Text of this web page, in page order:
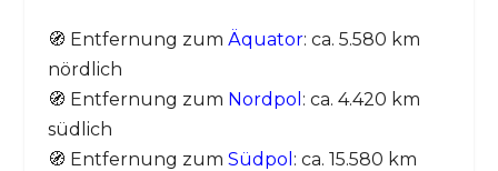
🧭 Entfernung zum Äquator: ca. 5.580 km
nördlich
🧭 Entfernung zum Nordpol : ca. 4.420 km
südlich
🧭 Entfernung zum Südpol : ca. 15.580 km